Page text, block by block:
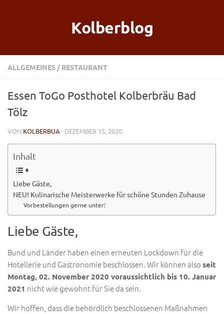
Kolberblog
ALLGEMEINES / RESTAURANT
Essen ToGo Posthotel Kolberbräu Bad
Tölz
VON KOLBERBUA · DEZEMBER 15, 2020
Inhalt
Liebe Gäste,
NEU! Kulinarische Meisterwerke für schöne Stunden Zuhause
Vorbestellungen gerne unter:
Liebe Gäste,
Bund und Länder haben einen erneuten Lockdown für die
Hotellerie und Gastronomie beschlossen. Wir können also seit
Montag, 02. November 2020 voraussichtlich bis 10. Januar
2021 nicht wie gewohnt für Sie da sein.
Wir hoffen, dass die behördlich beschlossenen Maßnahmen